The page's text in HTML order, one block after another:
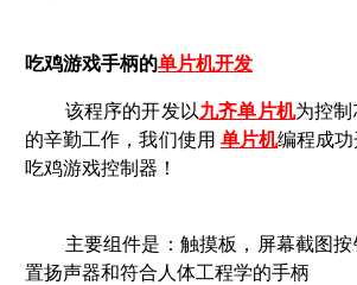
吃鸡游戏手柄的单片机开发
该程序的开发以九齐单片机为控
的辛勤工作，我们使用 单片机编程成
吃鸡游戏控制器！
主要组件是：触摸板，屏幕截图按
置扬声器和符合人体工程学的手柄